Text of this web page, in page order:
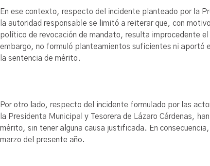
En ese contexto, respecto del incidente planteado por la
la autoridad responsable se limitó a reiterar que, con
político de revocación de mandato, resulta improcedente
embargo, no formuló planteamientos suficientes ni aportó
la sentencia de mérito.
Por otro lado, respecto del incidente formulado por las
la Presidenta Municipal y Tesorera de Lázaro Cárdenas,
mérito, sin tener alguna causa justificada. En
marzo del presente año.